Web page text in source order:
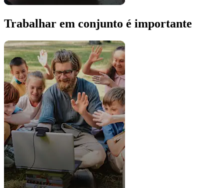
Trabalhar em conjunto é importante